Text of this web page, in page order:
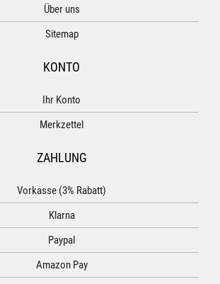
Über uns
Sitemap
KONTO
Ihr Konto
Merkzettel
ZAHLUNG
Vorkasse (3% Rabatt)
Klarna
Paypal
Amazon Pay